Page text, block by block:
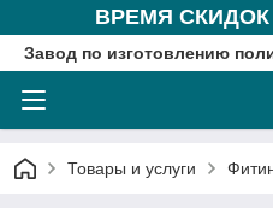
ВРЕМЯ
Завод по изготовлению
Товары и услуги